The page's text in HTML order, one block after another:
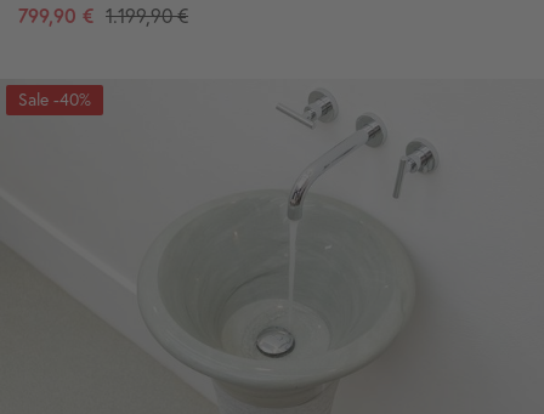
799,90 € 1.199,90 €
-40%